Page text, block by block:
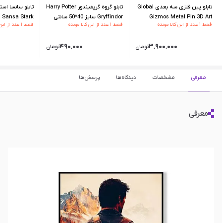
تابلو پین فلزی سه بعدی Global
Gizmos Metal Pin 3D Art
فقط ۱ عدد از این کالا مونده
۳٬۹۰۰٬۰۰۰تومان
تابلو گروه گریفیندور Harry Potter
Gryffindor سایز 40*50 سانتی
فقط ۱ عدد از این کالا مونده
۴۹۰٬۰۰۰تومان
40*70 سانتی
فقط ۱ عدد از این کالا مونده
معرفی مشخصات دیدگاه‌ها پرسش‌ها
معرفی